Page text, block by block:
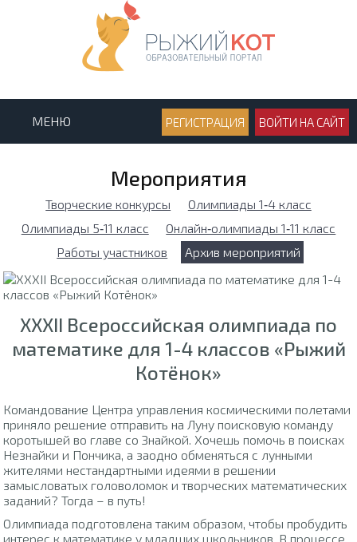
МЕНЮ РЕГИСТРАЦИЯ ВОЙТИ НА САЙТ
Мероприятия
Творческие конкурсы
Олимпиады 1‑4 класс
Олимпиады 5‑11 класс
Онлайн‑олимпиады 1‑11 класс
Работы участников
Архив мероприятий
XXXII Всероссийская олимпиада по
математике для 1-4 классов «Рыжий
Котёнок»
Командование Центра управления космическими полетами
приняло решение отправить на Луну поисковую команду
коротышей во главе со Знайкой. Хочешь помочь в поисках
Незнайки и Пончика, а заодно обменяться с лунными
жителями нестандартными идеями в решении
замысловатых головоломок и творческих математических
заданий? Тогда – в путь!
Олимпиада подготовлена таким образом, чтобы пробудить
интерес к математике у младших школьников. В процессе